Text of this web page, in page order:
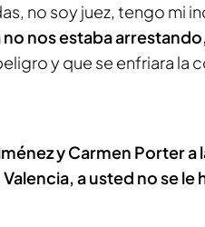
no soy juez, tengo mi
no nos estaba
y que se enfriara la
y Carmen Porter
a usted no se le